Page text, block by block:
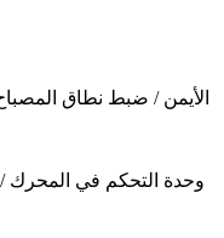
وحدة التحكم في المحرك